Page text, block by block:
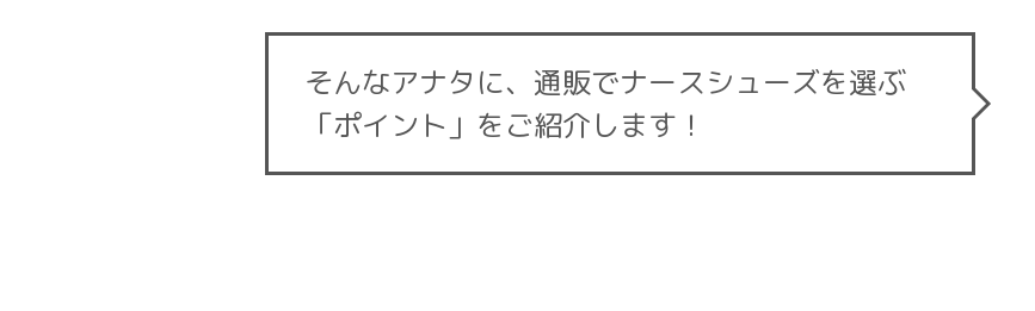
そんなアナタに、通販でナースシューズを選ぶ
「ポイント」をご紹介します！